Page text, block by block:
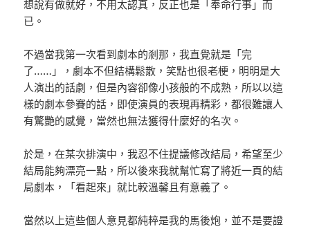
想說有做就好，不用太認真，反正也是「奉命行事」而
已。
不過當我第一次看到劇本的剎那，我直覺就是「完
了……」，劇本不但結構鬆散，笑點也很老梗，明明是大
人演出的話劇，但是內容卻像小孩般的不成熟，所以以這
樣的劇本參賽的話，即使演員的表現再精彩，都很難讓人
有驚艷的感覺，當然也無法獲得什麼好的名次。
於是，在某次排演中，我忍不住提議修改結局，希望至少
結局能夠漂亮一點，所以後來我就幫忙寫了將近一頁的結
局劇本，「看起來」就比較溫馨且有意義了。
當然以上這些個人意見都純粹是我的馬後炮，並不是要證